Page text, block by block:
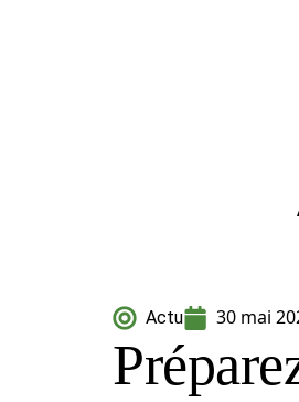
Actu 30 mai